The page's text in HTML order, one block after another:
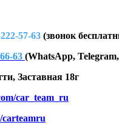
57-63 (звонок
63 (WhatsApp,
Заставная 18г
car_team_ru
carteamru